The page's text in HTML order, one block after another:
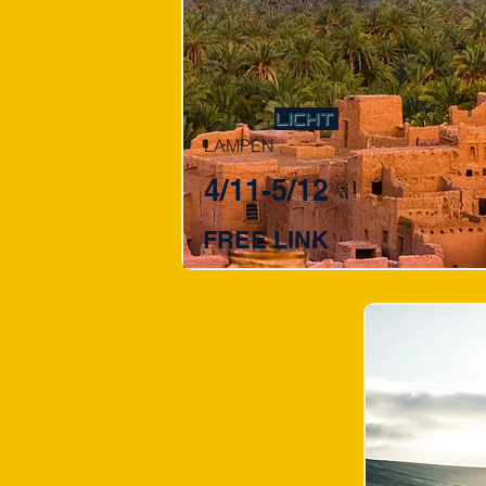
LICHT
LAMPEN
4/11-5/12
FREE LINK